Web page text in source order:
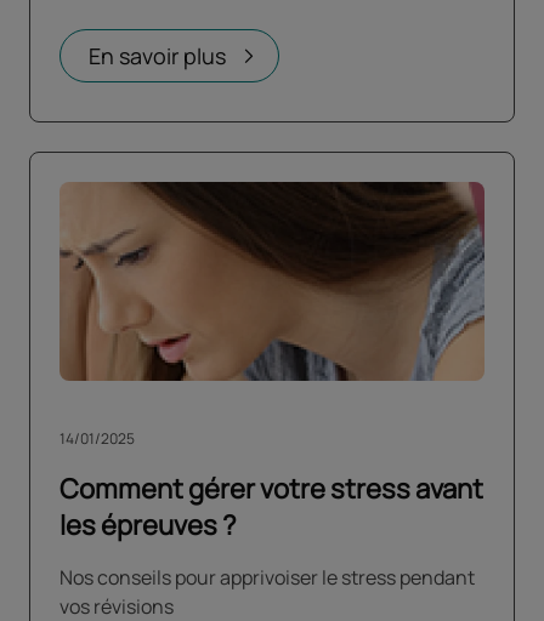
En savoir plus
Comment gérer votre stress avant
les épreuves ?
14/01/2025
Nos conseils pour apprivoiser le stress pendant
vos révisions